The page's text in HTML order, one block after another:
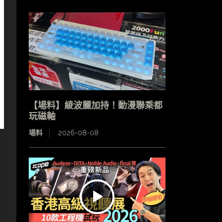
【場料】綾波麗加持！動漫聯乘都
玩磁軸
場料 2026-08-08